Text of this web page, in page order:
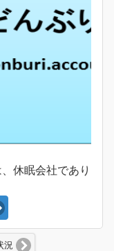
休眠会社であり
況